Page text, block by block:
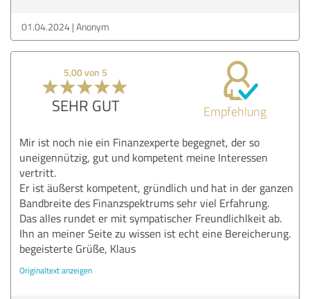
01.04.2024 Anonym
5,00 von 5
SEHR GUT Empfehlung
Mir ist noch nie ein Finanzexperte begegnet, der so
uneigennützig, gut und kompetent meine Interessen
vertritt.
Er ist äußerst kompetent, gründlich und hat in der ganzen
Bandbreite des Finanzspektrums sehr viel Erfahrung.
Das alles rundet er mit sympatischer Freundlichlkeit ab.
Ihn an meiner Seite zu wissen ist echt eine Bereicherung.
begeisterte Grüße, Klaus
Originaltext anzeigen